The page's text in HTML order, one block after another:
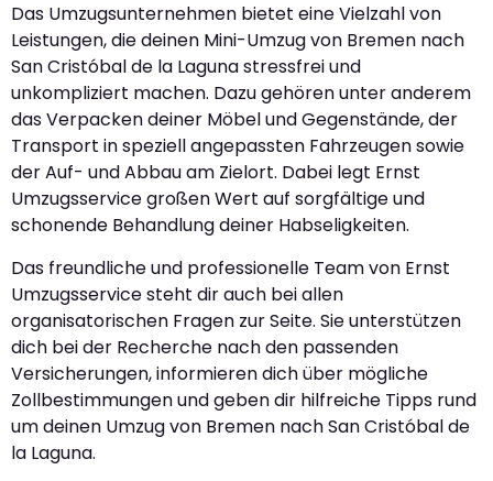
Das Umzugsunternehmen bietet eine Vielzahl von
Leistungen, die deinen Mini-Umzug von Bremen nach
San Cristóbal de la Laguna stressfrei und
unkompliziert machen. Dazu gehören unter anderem
das Verpacken deiner Möbel und Gegenstände, der
Transport in speziell angepassten Fahrzeugen sowie
der Auf- und Abbau am Zielort. Dabei legt Ernst
Umzugsservice großen Wert auf sorgfältige und
schonende Behandlung deiner Habseligkeiten.
Das freundliche und professionelle Team von Ernst
Umzugsservice steht dir auch bei allen
organisatorischen Fragen zur Seite. Sie unterstützen
dich bei der Recherche nach den passenden
Versicherungen, informieren dich über mögliche
Zollbestimmungen und geben dir hilfreiche Tipps rund
um deinen Umzug von Bremen nach San Cristóbal de
la Laguna.